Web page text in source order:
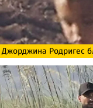
Джорджина Родригес